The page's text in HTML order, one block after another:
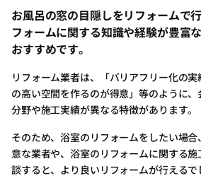
お風呂の窓の目隠しをリフォームで
フォームに関する知識や経験が豊富
おすすめです。
リフォーム業者は、「バリアフリー化の
の高い空間を作るのが得意」等のように
分野や施工実績が異なる特徴があります。
そのため、浴室のリフォームをしたい場
意な業者や、浴室のリフォームに関する
談すると、より良いリフォームが行えるで